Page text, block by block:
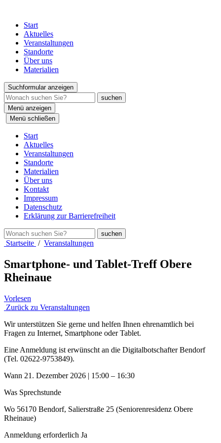
Start
Aktuelles
Veranstaltungen
Standorte
Über uns
Materialien
Suchformular anzeigen
Menü anzeigen
Menü schließen
Start
Aktuelles
Veranstaltungen
Standorte
Materialien
Über uns
Kontakt
Impressum
Datenschutz
Erklärung zur Barrierefreiheit
Startseite / Veranstaltungen
Smartphone- und Tablet-Treff Obere
Rheinaue
Vorlesen
Zurück zu Veranstaltungen
Wir unterstützen Sie gerne und helfen Ihnen ehrenamtlich bei
Fragen zu Internet, Smartphone oder Tablet.
Eine Anmeldung ist erwünscht an die Digitalbotschafter Bendorf
(Tel. 02622-9753849).
Wann 21. Dezember 2026 | 15:00 – 16:30
Was Sprechstunde
Wo 56170 Bendorf, Salierstraße 25 (Seniorenresidenz Obere
Rheinaue)
Anmeldung erforderlich Ja